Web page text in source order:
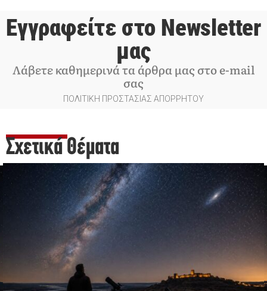
Εγγραφείτε στο Newsletter
μας
Λάβετε καθημερινά τα άρθρα μας στο e-mail
σας
ΠΟΛΙΤΙΚΗ ΠΡΟΣΤΑΣΙΑΣ ΑΠΟΡΡΗΤΟΥ
Σχετικά Θέματα